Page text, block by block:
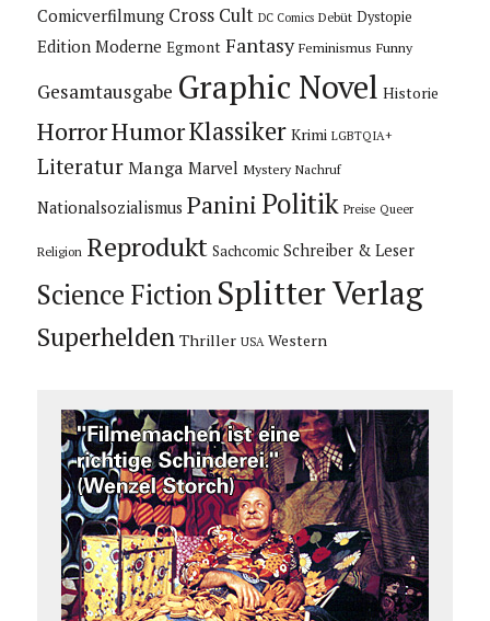
Comicverfilmung Cross Cult DC Comics Debüt Dystopie
Edition Moderne Egmont Fantasy Feminismus Funny
Gesamtausgabe Graphic Novel Historie
HorrorHumorKlassiker Krimi LGBTQIA+
Literatur Manga Marvel Mystery Nachruf
Nationalsozialismus Panini Politik Preise Queer
Religion Reprodukt Sachcomic Schreiber & Leser
Science Fiction Splitter Verlag
Superhelden Thriller USA Western